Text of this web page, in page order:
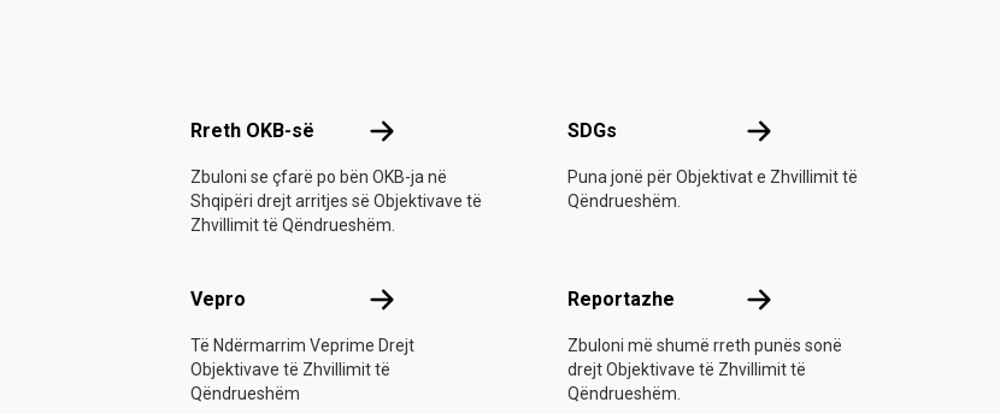
Rreth OKB-së Rreth OKB-së
Zbuloni se çfarë po bën OKB-ja në
Shqipëri drejt arritjes së Objektivave të
Zhvillimit të Qëndrueshëm.
SDGs SDGs
Puna jonë për Objektivat e Zhvillimit të
Qëndrueshëm.
Vepro Vepro
Të Ndërmarrim Veprime Drejt
Objektivave të Zhvillimit të
Qëndrueshëm
Reportazhe Reportazhe
Zbuloni më shumë rreth punës sonë
drejt Objektivave të Zhvillimit të
Qëndrueshëm.